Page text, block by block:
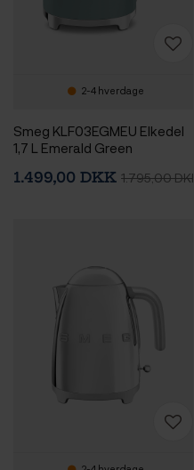
2-4 hverdage
Smeg KLF03EGMEU Elkedel
1,7 L Emerald Green
1.499,00 DKK 1.795,00 DKK